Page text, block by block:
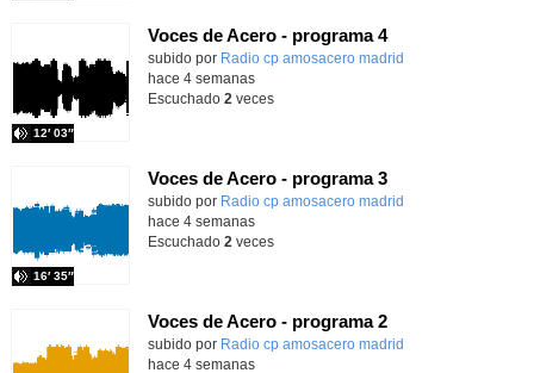
Voces de Acero - programa 4
Contenido educativo.
subido por Radio cp amosacero madrid
12′ 03″
hace 4 semanas
Escuchado 2 veces
Voces de Acero - programa 3
Contenido educativo.
subido por Radio cp amosacero madrid
16′ 35″
hace 4 semanas
Escuchado 2 veces
Voces de Acero - programa 2
Contenido educativo.
subido por Radio cp amosacero madrid
hace 4 semanas